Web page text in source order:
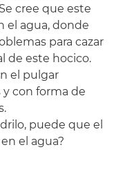
cree que este
el agua, donde
para cazar
de este hocico.
el pulgar
con forma de
puede que el
el agua?